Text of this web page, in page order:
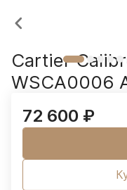
Cartier
WSCA0006
72 600 ₽